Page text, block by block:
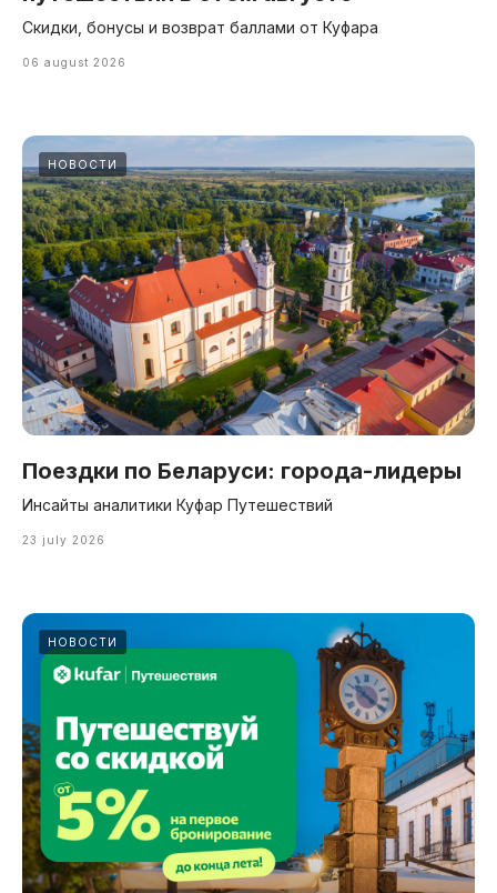
Скидки, бонусы и возврат баллами от Куфара
06 august 2026
НОВОСТИ
Поездки по Беларуси: города-лидеры
Инсайты аналитики Куфар Путешествий
23 july 2026
НОВОСТИ